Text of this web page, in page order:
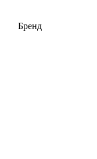
Бренд